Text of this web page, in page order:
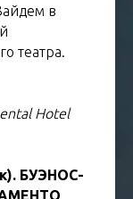
в
театра.
Hotel
БУЭНОС-